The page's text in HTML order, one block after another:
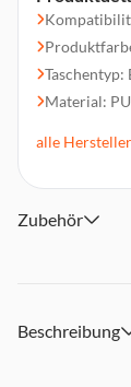
Taschentyp:
Material: PU
alle
Zubehör
Beschreibung